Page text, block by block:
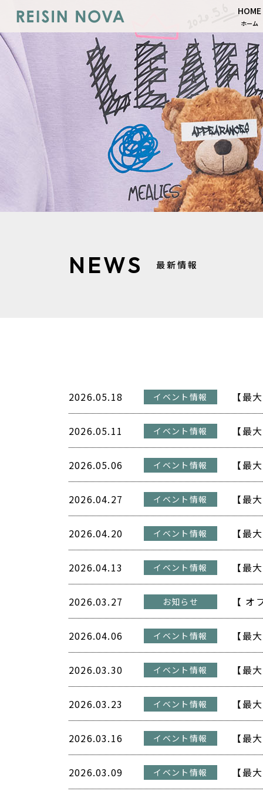
HOME
ホーム
NEWS 最新情報
2026.05.18 イベント情報
2026.05.11 イベント情報
2026.05.06 イベント情報
2026.04.27 イベント情報
2026.04.20 イベント情報
2026.04.13 イベント情報
2026.03.27 お知らせ 【
2026.04.06 イベント情報
2026.03.30 イベント情報
2026.03.23 イベント情報
2026.03.16 イベント情報
2026.03.09 イベント情報